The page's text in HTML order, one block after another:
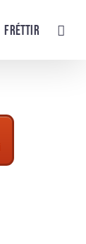
Fréttir